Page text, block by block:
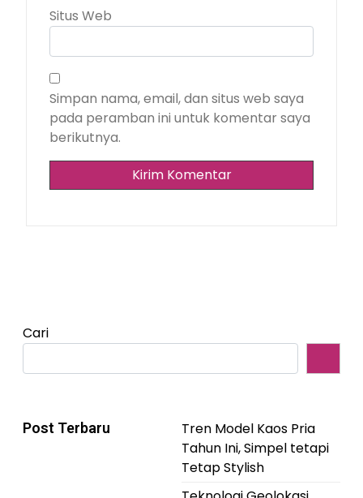
Situs Web
Simpan nama, email, dan situs web saya
pada peramban ini untuk komentar saya
berikutnya.
Cari
Post Terbaru
Tren Model Kaos Pria
Tahun Ini, Simpel tetapi
Tetap Stylish